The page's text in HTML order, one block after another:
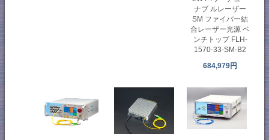
ナブ ルレーザー
SM ファイバー結
合レーザー光源 ベ
ンチトップ FLH-
1570-33-SM-B2
684,979円